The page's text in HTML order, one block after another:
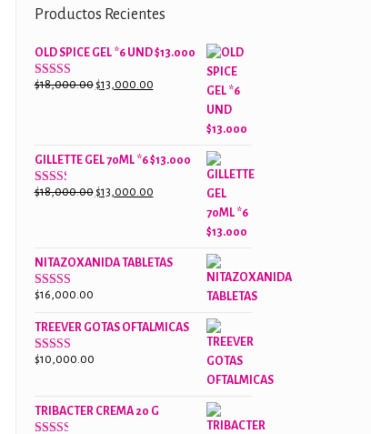
Productos Recientes
OLD SPICE GEL *6 UND $13.000
Valorado
$18,000.00 El
$18,000.00.
$13,000.00El
$13,000.00.
GILLETTE GEL 70ML *6 $13.000
Valorado
$18,000.00 El
$18,000.00.
$13,000.00El
$13,000.00.
NITAZOXANIDA TABLETAS
Valorado
2.61
de 5
$16,000.00
TREEVER GOTAS OFTALMICAS
Valorado
$10,000.00
TRIBACTER CREMA 20 G